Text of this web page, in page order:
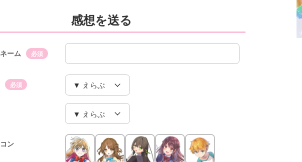
感想を送る
ーム 必須
必須
ン